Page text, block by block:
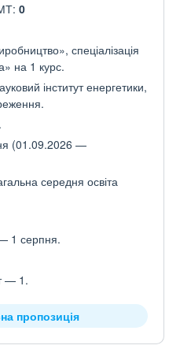
0
спеціалізація
на 1 курс.
інститут енергетики,
(01.09.2026 —
середня освіта
1 серпня.
— 1.
пропозиція